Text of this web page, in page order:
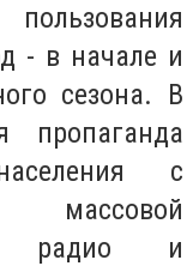
пользования
- в начале и
сезона. В
пропаганда
с
радио и